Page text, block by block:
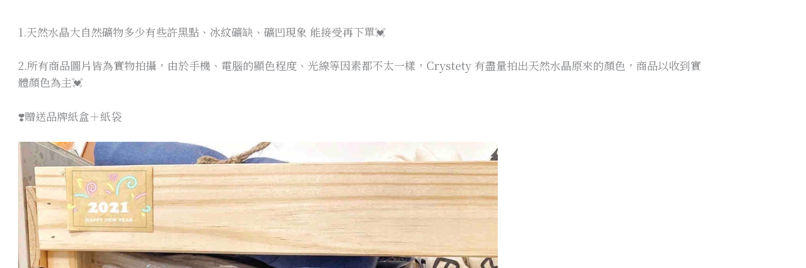
1.天然水晶大自然礦物多少有些許黑點、冰紋礦缺、礦凹現象 能接受再下單💓
2.所有商品圖片皆為實物拍攝，由於手機、電腦的顯色程度、光線等因素都不太一樣，Crystety 有盡量拍出天然水晶原來的顏色，商品以收到實
體顏色為主💓
❣️贈送品牌紙盒＋紙袋